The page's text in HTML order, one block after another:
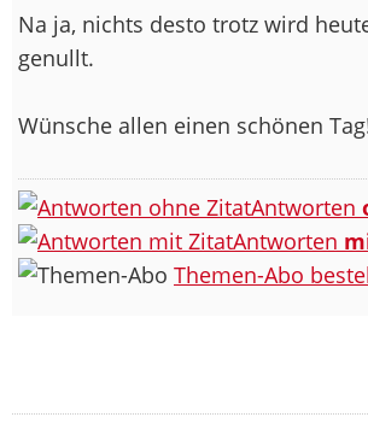
Na ja, nichts desto trotz wird
genullt.
Wünsche allen einen schönen
Antworten
Antworten
Themen-Abo